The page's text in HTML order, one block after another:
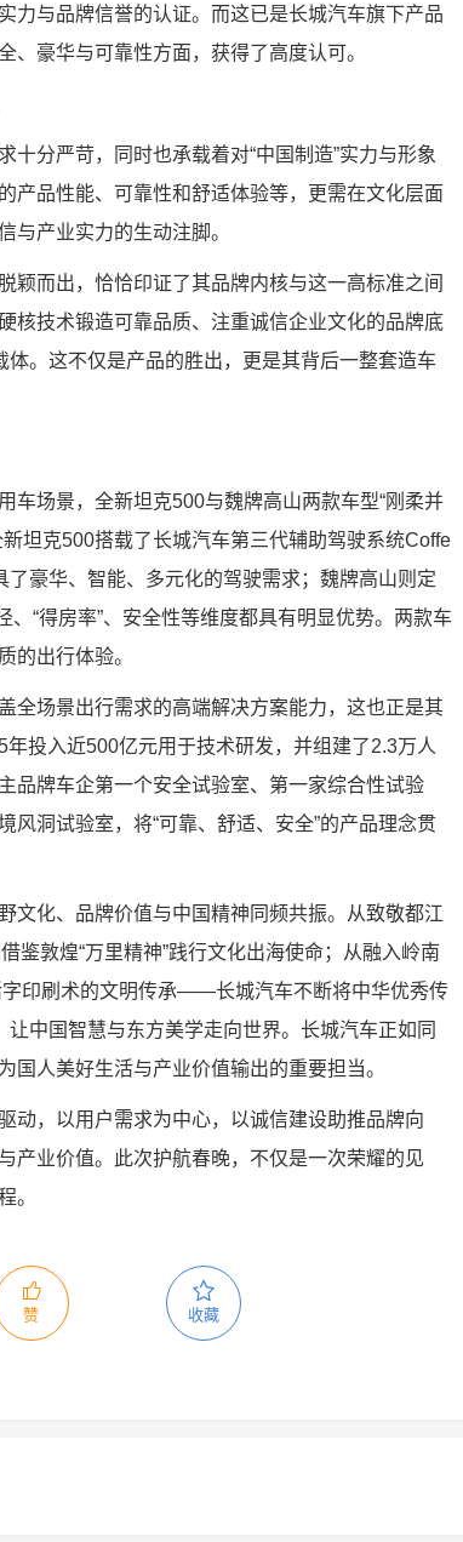
力与品牌信誉的认证。而这已是长城汽车旗下产品
豪华与可靠性方面，获得了高度认可。
分严苛，同时也承载着对“中国制造”实力与形象
产品性能、可靠性和舒适体验等，更需在文化层面
与产业实力的生动注脚。
颖而出，恰恰印证了其品牌内核与这一高标准之间
核技术锻造可靠品质、注重诚信企业文化的品牌底
体。这不仅是产品的胜出，更是其背后一整套造车
车场景，全新坦克500与魏牌高山两款车型“刚柔并
坦克500搭载了长城汽车第三代辅助驾驶系统Coffe
豪华、智能、多元化的驾驶需求；魏牌高山则定
“得房率”、安全性等维度都具有明显优势。两款车
的出行体验。
全场景出行需求的高端解决方案能力，这也正是其
投入近500亿元用于技术研发，并组建了2.3万人
品牌车企第一个安全试验室、第一家综合性试验
洞试验室，将“可靠、舒适、安全”的产品理念贯
文化、品牌价值与中国精神同频共振。从致敬都江
鉴敦煌“万里精神”践行文化出海使命；从融入岭南
字印刷术的文明传承——长城汽车不断将中华优秀传
中国智慧与东方美学走向世界。长城汽车正如同
人美好生活与产业价值输出的重要担当。
动，以用户需求为中心，以诚信建设助推品牌向
产业价值。此次护航春晚，不仅是一次荣耀的见
。
赞 收藏